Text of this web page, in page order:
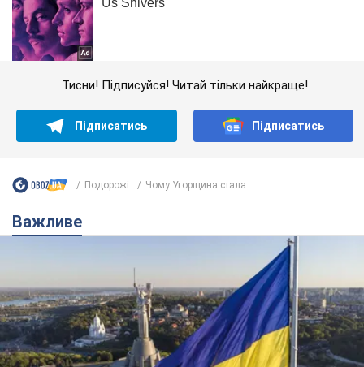
Тисни! Підписуйся! Читай тільки найкраще!
Підписатись Підписатись
Подорожі Чому Угорщина стала...
Важливе